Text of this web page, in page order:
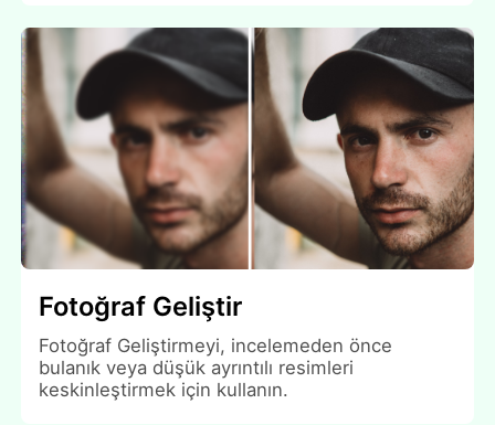
Fotoğraf Geliştir
Fotoğraf Geliştirmeyi, incelemeden önce
bulanık veya düşük ayrıntılı resimleri
keskinleştirmek için kullanın.